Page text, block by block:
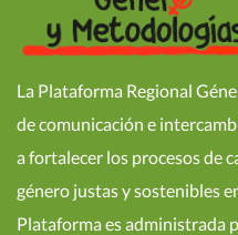
La Plataforma Regional
de comunicación e
a fortalecer los procesos de
género justas y sostenibles
Plataforma es administrada